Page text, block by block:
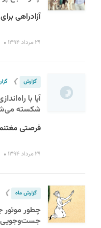
آزادراهی
۲۹ مرداد ۱۳۹۴
گزارش ❯
آیا با
شکسته
فرصتی
۲۹ مرداد ۱۳۹۴
گزارش ماه ❯
چطور
جست‌وجویی